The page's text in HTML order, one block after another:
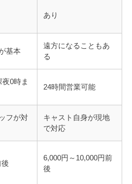
あり
基本
遠方になることもあ
る
0時ま
24時間営業可能
フが対
キャスト自身が現地
で対応
6,000円～10,000円前
後